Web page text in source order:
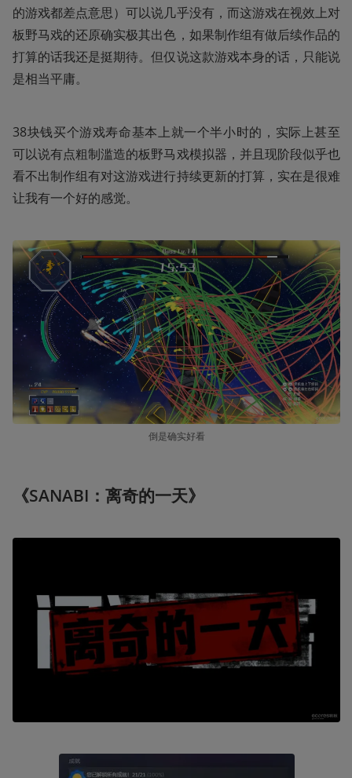
的游戏都差点意思）可以说几乎没有，而这游戏在视效上对
板野马戏的还原确实极其出色，如果制作组有做后续作品的
打算的话我还是挺期待。但仅说这款游戏本身的话，只能说
是相当平庸。
38块钱买个游戏寿命基本上就一个半小时的，实际上甚至
可以说有点粗制滥造的板野马戏模拟器，并且现阶段似乎也
看不出制作组有对这游戏进行持续更新的打算，实在是很难
让我有一个好的感觉。
倒是确实好看
《SANABI：离奇的一天》